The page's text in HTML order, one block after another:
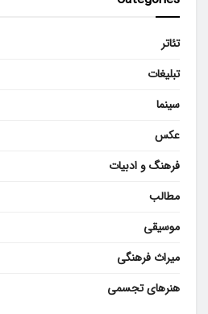
تئاتر
تبلیغات
سینما
عکس
فرهنگ و ادبیات
مطالب
موسیقی
میراث فرهنگی
هنرهای تجسمی